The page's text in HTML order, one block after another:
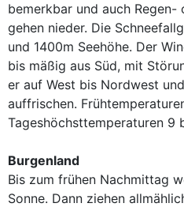
bemerkbar und auch Regen-
gehen nieder. Die
und 1400m Seehöhe. Der
bis mäßig aus Süd, mit
er auf West bis Nordwest
auffrischen.
Tageshöchsttemperaturen 9
Burgenland
Bis zum frühen Nachmittag
Sonne. Dann ziehen